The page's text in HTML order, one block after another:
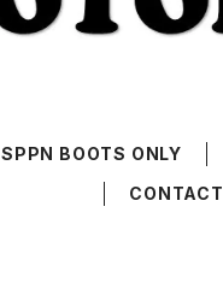
SPPN BOOTS ONLY
CONTACT